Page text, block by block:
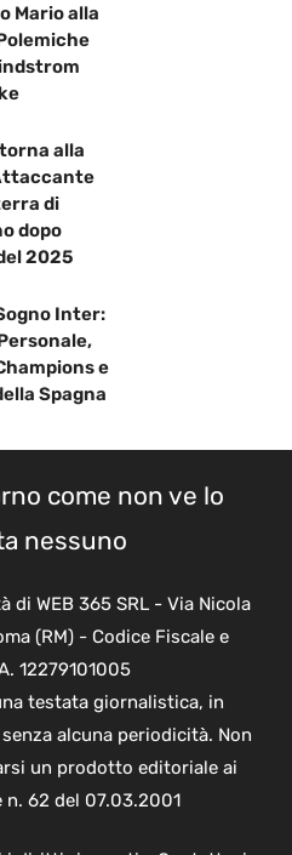
Mario alla
alla
di
dopo
2025
Inter:
e
Spagna
come non ve lo
nessuno
di WEB 365 SRL - Via Nicola
(RM) - Codice Fiscale e
12279101005
testata giornalistica, in
alcuna periodicità. Non
un prodotto editoriale ai
n. 62 del 07.03.2001